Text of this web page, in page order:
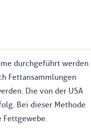
durchgeführt werden
Fettansammlungen
Die von der USA
Bei dieser Methode
Fettgewebe.